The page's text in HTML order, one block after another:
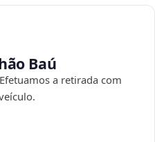
Baú
a retirada com